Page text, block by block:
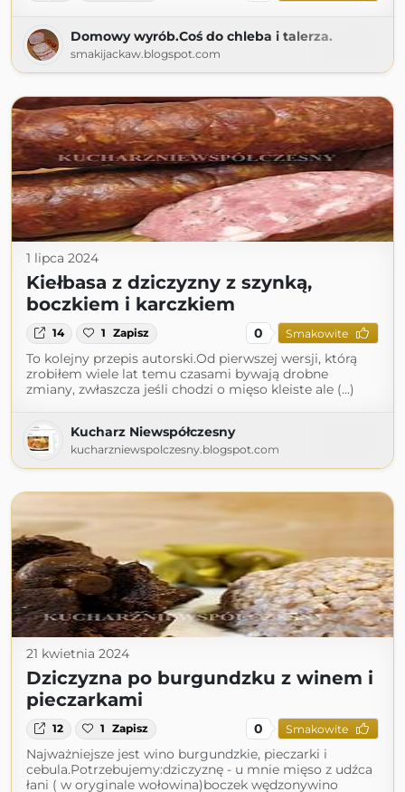
Domowy wyrób.Coś do chleba i talerza.
smakijackaw.blogspot.com
1 lipca 2024
Kiełbasa z dziczyzny z szynką,
boczkiem i karczkiem
14 1 Zapisz 0 Smakowite
To kolejny przepis autorski.Od pierwszej wersji, którą
zrobiłem wiele lat temu czasami bywają drobne
zmiany, zwłaszcza jeśli chodzi o mięso kleiste ale (...)
Kucharz Niewspółczesny
kucharzniewspolczesny.blogspot.com
21 kwietnia 2024
Dziczyzna po burgundzku z winem i
pieczarkami
12 1 Zapisz 0 Smakowite
Najważniejsze jest wino burgundzkie, pieczarki i
cebula.Potrzebujemy:dziczyznę - u mnie mięso z udźca
łani ( w oryginale wołowina)boczek wędzonywino